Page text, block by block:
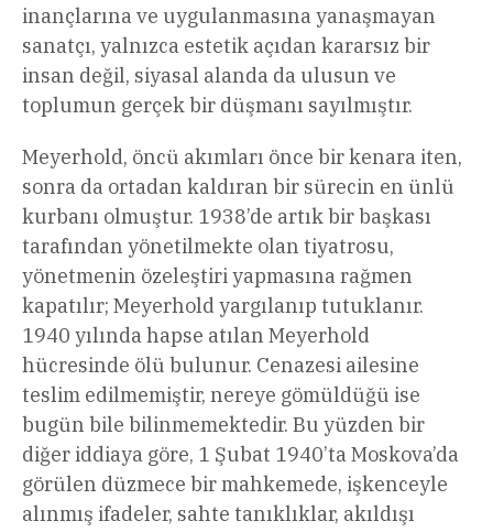
inançlarına ve uygulanmasına yanaşmayan
sanatçı, yalnızca estetik açıdan kararsız bir
insan değil, siyasal alanda da ulusun ve
toplumun gerçek bir düşmanı sayılmıştır.
Meyerhold, öncü akımları önce bir kenara iten,
sonra da ortadan kaldıran bir sürecin en ünlü
kurbanı olmuştur. 1938’de artık bir başkası
tarafından yönetilmekte olan tiyatrosu,
yönetmenin özeleştiri yapmasına rağmen
kapatılır; Meyerhold yargılanıp tutuklanır.
1940 yılında hapse atılan Meyerhold
hücresinde ölü bulunur. Cenazesi ailesine
teslim edilmemiştir, nereye gömüldüğü ise
bugün bile bilinmemektedir. Bu yüzden bir
diğer iddiaya göre, 1 Şubat 1940’ta Moskova’da
görülen düzmece bir mahkemede, işkenceyle
alınmış ifadeler, sahte tanıklıklar, akıldışı